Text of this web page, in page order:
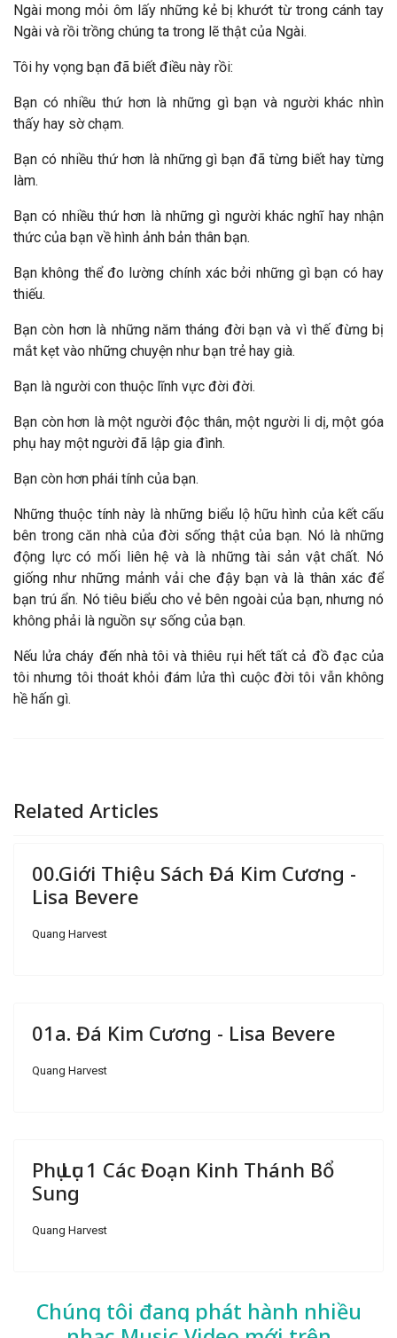
Ngài mong mỏi ôm lấy những kẻ bị khướt từ trong cánh tay
Ngài và rồi trồng chúng ta trong lẽ thật của Ngài.
Tôi hy vọng bạn đã biết điều này rồi:
Bạn có nhiều thứ hơn là những gì bạn và người khác nhìn
thấy hay sờ chạm.
Bạn có nhiều thứ hơn là những gì bạn đã từng biết hay từng
làm.
Bạn có nhiều thứ hơn là những gì người khác nghĩ hay nhận
thức của bạn về hình ảnh bản thân bạn.
Bạn không thể đo lường chính xác bởi những gì bạn có hay
thiếu.
Bạn còn hơn là những năm tháng đời bạn và vì thế đừng bị
mắt kẹt vào những chuyện như bạn trẻ hay già.
Bạn là người con thuộc lĩnh vực đời đời.
Bạn còn hơn là một người độc thân, một người li dị, một góa
phụ hay một người đã lập gia đình.
Bạn còn hơn phái tính của bạn.
Những thuộc tính này là những biểu lộ hữu hình của kết cấu
bên trong căn nhà của đời sống thật của bạn. Nó là những
động lực có mối liên hệ và là những tài sản vật chất. Nó
giống như những mảnh vải che đậy bạn và là thân xác để
bạn trú ẩn. Nó tiêu biểu cho vẻ bên ngoài của bạn, nhưng nó
không phải là nguồn sự sống của bạn.
Nếu lửa cháy đến nhà tôi và thiêu rụi hết tất cả đồ đạc của
tôi nhưng tôi thoát khỏi đám lửa thì cuộc đời tôi vẫn không
hề hấn gì.
Related Articles
00.Giới Thiệu Sách Đá Kim Cương -
Lisa Bevere
Quang Harvest
01a. Đá Kim Cương - Lisa Bevere
Quang Harvest
Phụ Lục 1 Các Đoạn Kinh Thánh Bổ
Sung
Quang Harvest
Chúng tôi đang phát hành nhiều